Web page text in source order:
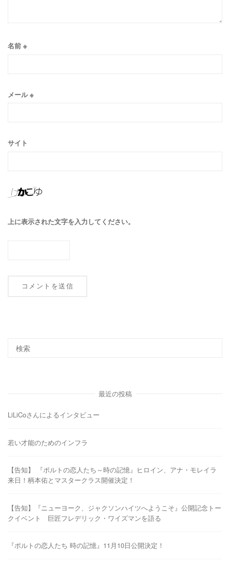
名前 ※
メール※
サイト
上に表示された文字を入力してください。
最近の投稿
LiLiCoさんによるインタビュー
若い才能のためのインフラ
【告知】 『ポルトの恋人たち～時の記憶』ヒロイン、アナ・モレイラ
来日！柄本佑とマスタークラス開催決定！
【告知】『ニューヨーク、ジャクソンハイツへようこそ』公開記念トー
クイベント 巨匠フレデリック・ワイズマンを語る
『ポルトの恋人たち 時の記憶』11月10日公開決定！